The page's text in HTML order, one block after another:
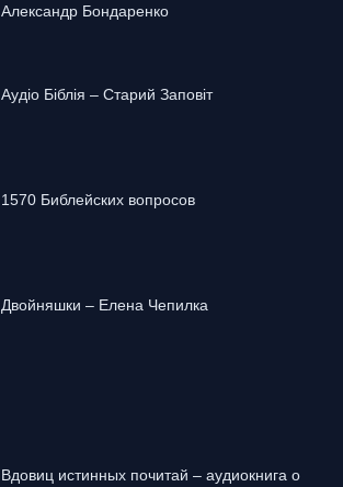
Александр Бондаренко
Аудіо Біблія – Старий Заповіт
1570 Библейских вопросов
Двойняшки – Елена Чепилка
Вдовиц истинных почитай – аудиокнига о